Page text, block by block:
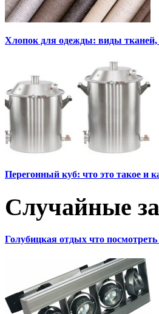
Хлопок для одежды: виды
Перегонный куб: что это такое и
Случайные
Голубицкая отдых что